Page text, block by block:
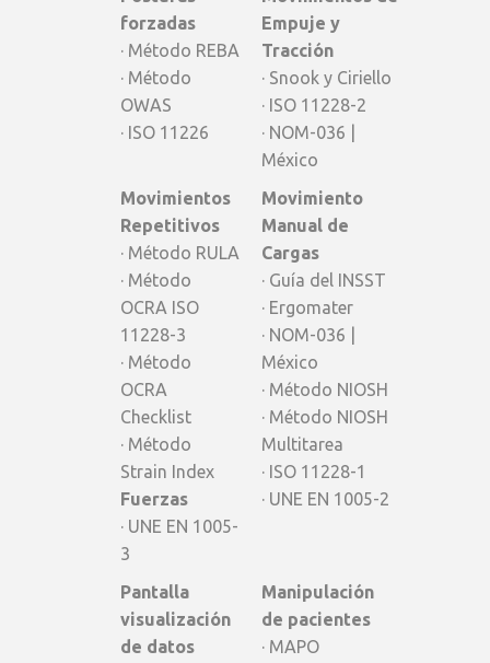
descuento
quantity
forzadas
· Método REBA
· Método
OWAS
· ISO 11226
Empuje y
Tracción
· Snook y Ciriello
· ISO 11228-2
· NOM-036 |
México
Movimientos
Repetitivos
· Método RULA
· Método
OCRA ISO
11228-3
· Método
OCRA
Checklist
· Método
Strain Index
Fuerzas
· UNE EN 1005-
3
Movimiento
Manual de
Cargas
· Guía del INSST
· Ergomater
· NOM-036 |
México
· Método NIOSH
· Método NIOSH
Multitarea
· ISO 11228-1
· UNE EN 1005-2
Pantalla
visualización
de datos
Manipulación
de pacientes
· MAPO